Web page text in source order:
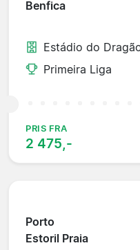
Benfica
Estádio do
Primeira Liga
PRIS FRA
2 475,-
Porto
Estoril Praia